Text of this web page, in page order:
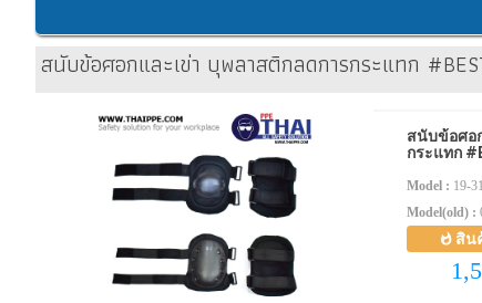
สนับข้อศอกและเข่า บุพลาสติกลดการกระแทก
สนับข้อศอ
กระแทก
Model : 19-
Model(old) :
สิน